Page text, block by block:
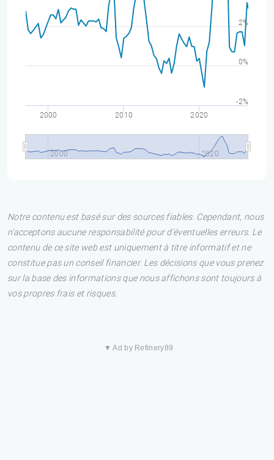
2000 2010 2020
2000 2020
-2%
0%
2%
Notre contenu est basé sur des sources fiables. Cependant, nous
n'acceptons aucune responsabilité pour d'éventuelles erreurs. Le
contenu de ce site web est uniquement à titre informatif et ne
constitue pas un conseil financier. Les décisions que vous prenez
sur la base des informations que nous affichons sont toujours à
vos propres frais et risques.
▼ Ad by Refinery89